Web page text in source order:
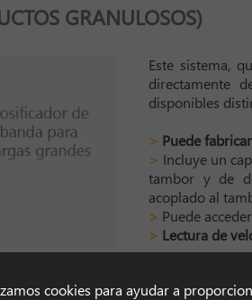
GRANULOSOS)
Este sistema,
directamente
disponibles
> Puede
> Incluye un
tambor y de
acoplado al
> Puede
> Lectura de
cookies para ayudar a